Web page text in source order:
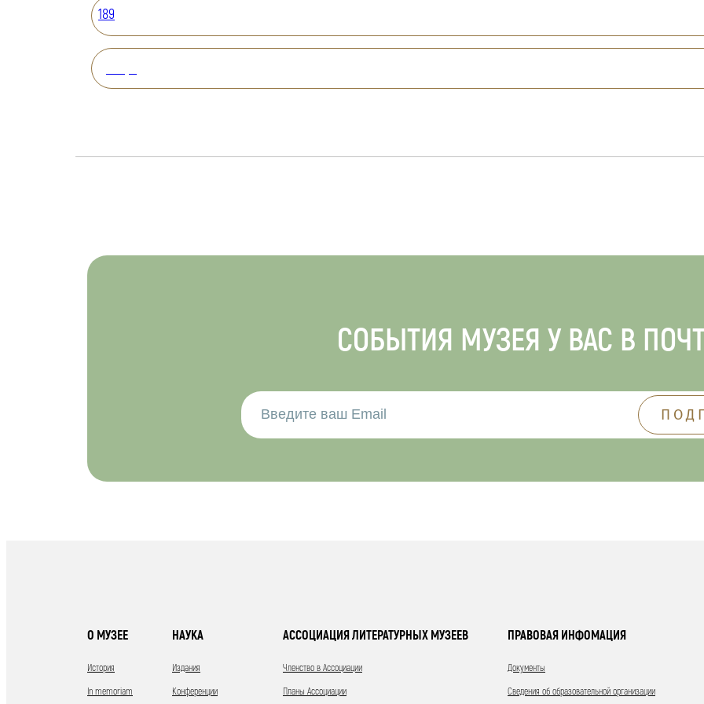
189
СОБЫТИЯ МУЗЕЯ У ВАС В
О МУЗЕЕ
История
In memoriam
НАУКА
Издания
Конференции
АССОЦИАЦИЯ ЛИТЕРАТУРНЫХ МУЗЕЕВ
Членство в Ассоциации
Планы Ассоциации
ПРАВОВАЯ ИНФОМАЦИЯ
Документы
Сведения об образовательной организации